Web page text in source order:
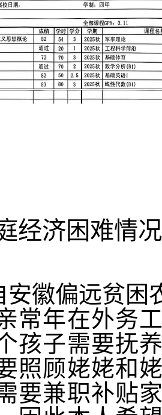
经济困难情
安徽偏远贫困
常年在外务
孩子需要抚
照顾姥姥和
要兼职补贴